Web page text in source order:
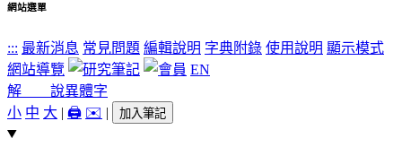
網站選單
::: 最新消息 常見問題 編輯說明 字典附錄 使用說明 顯示模式
網站導覽
EN
解 說異體字
小 中 大 | 🖨️ ✉️ | 加入筆記